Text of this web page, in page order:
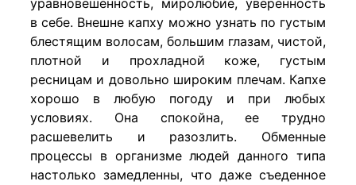
уравновешенность, миролюбие, уверенность
в себе. Внешне капху можно узнать по густым
блестящим волосам, большим глазам, чистой,
плотной и прохладной коже, густым
ресницам и довольно широким плечам. Капхе
хорошо в любую погоду и при любых
условиях. Она спокойна, ее трудно
расшевелить и разозлить. Обменные
процессы в организме людей данного типа
настолько замедленны, что даже съеденное